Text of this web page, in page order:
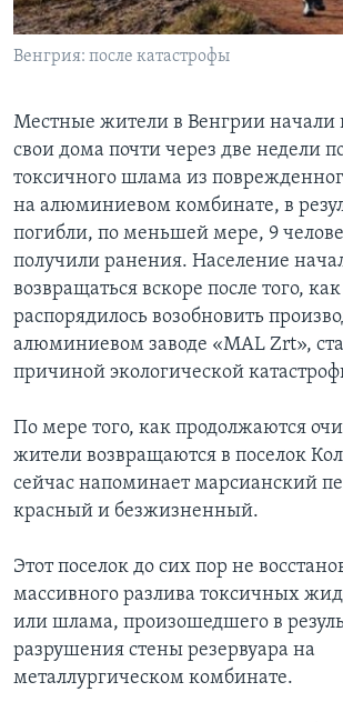
Learning English
Языки
Венгрия: после катастрофы
Местные жители в Венгрии начали
свои дома почти через две недели
токсичного шлама из
на алюминиевом комбинате, в
погибли, по меньшей мере, 9
получили ранения. Население
возвращаться вскоре после того,
распорядилось возобновить
алюминиевом заводе «MAL Zrt»,
причиной экологической
По мере того, как продолжаются
жители возвращаются в поселок
сейчас напоминает марсианский
красный и безжизненный.
Этот поселок до сих пор не
массивного разлива токсичных
или шлама, произошедшего в
разрушения стены резервуара на
металлургическом комбинате.